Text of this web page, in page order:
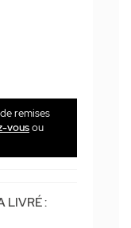
remises
vousou
LIVRÉ :